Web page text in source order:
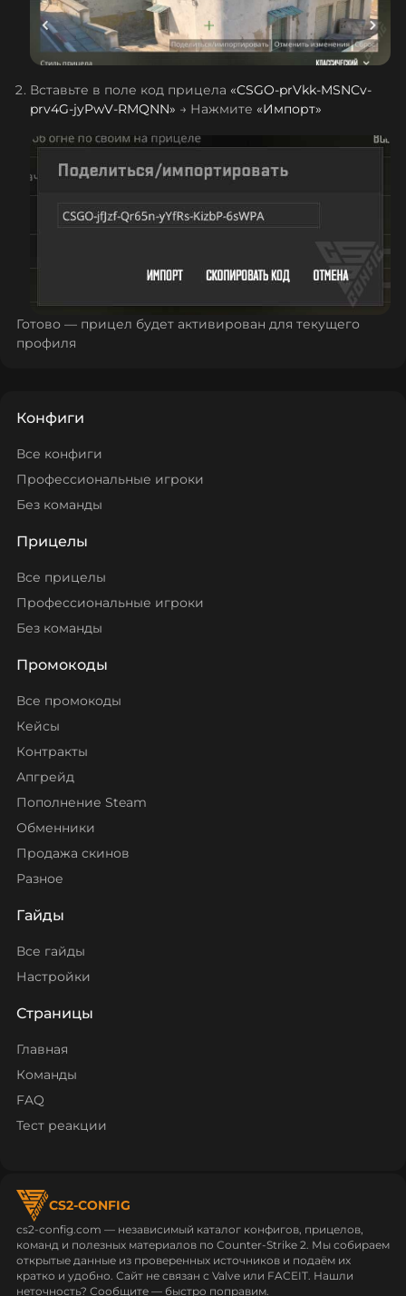
Вставьте в поле код прицела «CSGO-prVkk-MSNCv-
prv4G-jyPwV-RMQNN» → Нажмите «Импорт»
Готово — прицел будет активирован для текущего
профиля
Конфиги
Все конфиги
Профессиональные игроки
Без команды
Прицелы
Все прицелы
Профессиональные игроки
Без команды
Промокоды
Все промокоды
Кейсы
Контракты
Апгрейд
Пополнение Steam
Обменники
Продажа скинов
Разное
Гайды
Все гайды
Настройки
Страницы
Главная
Команды
FAQ
Тест реакции
CS2-CONFIG
cs2-config.com — независимый каталог конфигов, прицелов,
команд и полезных материалов по Counter‑Strike 2. Мы собираем
открытые данные из проверенных источников и подаём их
кратко и удобно. Сайт не связан с Valve или FACEIT. Нашли
неточность? Сообщите — быстро поправим.